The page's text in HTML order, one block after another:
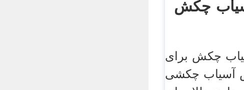
چکش برای
آسیاب چکشی